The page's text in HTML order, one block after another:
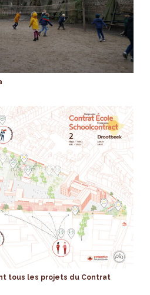
tous les projets du Contrat